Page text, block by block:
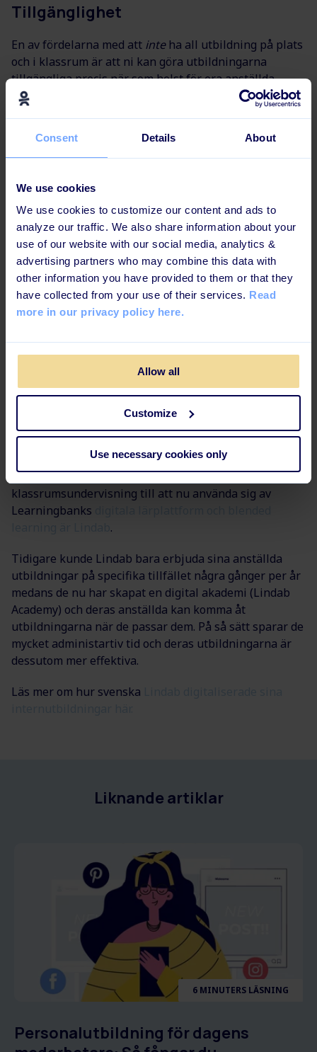
Consent Details About
We use cookies
We use cookies to customize our content and ads to
analyze our traffic. We also share information about your
use of our website with our social media, analytics &
advertising partners who may combine this data with
other information you have provided to them or that they
have collected from your use of their services. Read
more in our privacy policy here.
Allow all
Customize
Use necessary cookies only
Tillgänglighet
En av fördelarna med att inteha all utbildning på plats
och i klassrum är att ni kan göra utbildningarna
tillgängliga precis när som helst för era anställda.
Försäkra er om att era digitala utbildningar kan nås via
Det kan låta simpelt men ju färre steg det finns för era
anställda att komma åt utbildningarna, ju större chans
lärplattform med
redan använder och utnyttja Singel Sign On (SSO)är ett
bra sätt att ge smidig tillgång till era utbildningar och
öka slutförandet av dem.
Blended Learning: En flexibel
undervisningsform
Som nämt tidigare så är vi inte emot
bra, speciellt om det blandas upp med det digitala i så
kalladBlended Learning, eller flerformsundervisning.
Ta till vara på det bra i klassrumsundervisningen och
Ett lyckat exempel på ett företag som gått från 100%
klassrumsundervisning till att nu använda sig av
Learningbanks
.
Tidigare kunde Lindab bara erbjuda sina anställda
utbildningar på specifika tillfället några gånger per år
medans de nu har skapat en digital akademi (Lindab
Academy) och deras anställda kan komma åt
utbildningarna när de passar dem. På så sätt sparar de
mycket administartiv tid och deras utbildningarna är
dessutom mer effektiva.
Läs mer om hur svenska
Liknande artiklar
6 MINUTERS LÄSNING
Personalutbildning för dagens